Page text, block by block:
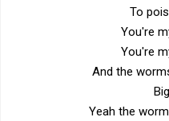
To
You're
You're
And the
Yeah the